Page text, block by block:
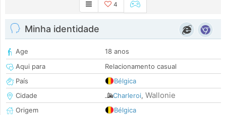
4
Minha identidade
Age
18 anos
Aqui para
Relacionamento casual
País
Bélgica
Cidade
Charleroi, Wallonie
Origem
Bélgica